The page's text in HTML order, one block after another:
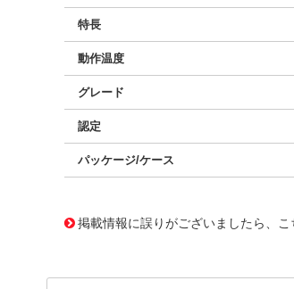
特長
動作温度
グレード
認定
パッケージ/ケース
掲載情報に誤りがございましたら、こ